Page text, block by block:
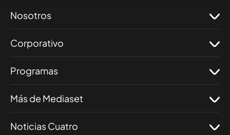
Nosotros
Corporativo
Programas
Más de Mediaset
Noticias Cuatro